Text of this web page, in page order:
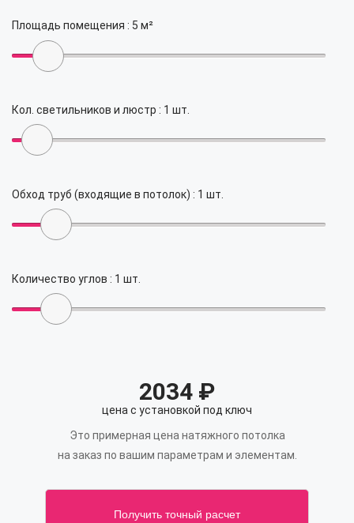
Площадь помещения : 5 м²
Кол. светильников и люстр : 1 шт.
Обход труб (входящие в потолок) : 1 шт.
Количество углов : 1 шт.
2034 ₽
цена с установкой под ключ
Это примерная цена натяжного потолка
на заказ по вашим параметрам и элементам.
Получить точный расчет